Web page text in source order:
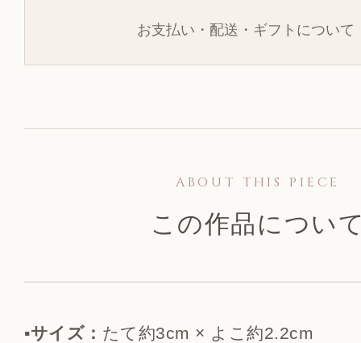
お支払い・配送・ギフトについて
ABOUT THIS PIECE
この作品につい
▪️サイズ： たて約3cm × よこ約2.2cm